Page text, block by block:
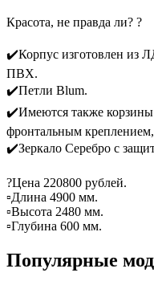
Красота, не правда ли? ?
✔️Корпус изготовлен из
ПВХ.
✔️Петли Blum.
✔️Имеются также корзины
фронтальным
✔️Зеркало Серебро с
?Цена 220800 рублей.
▫️Длина 4900 мм.
▫️Высота 2480 мм.
▫️Глубина 600 мм.
Популярные